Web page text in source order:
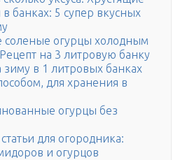
банках: 5 супер вкусных
соленые огурцы холодным
на 3 литровую банку
зиму в 1 литровых банках
для хранения в
огурцы без
для огородника:
и огурцов